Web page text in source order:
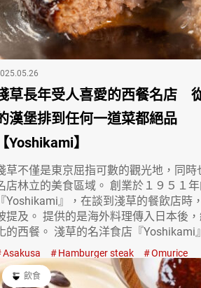
草長年受人喜愛的西餐名店
漢堡排到任何一道菜都絕品
【Yoshikami】
草不僅是東京屈指可數的觀光地，同時
店林立的美食區域。 創業於１９５１
『Yoshikami』，在談到淺草的餐飲店時
提及。 提供的是海外料理傳入日本後
的西餐。 淺草的名洋食店『Yoshikami
Asakusa Hamburger steak Omurice
飲食